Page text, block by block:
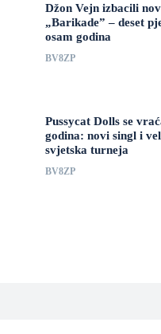
Džon Vejn izbacili
„Barikade” – deset
osam godina
BV8ZP
Pussycat Dolls se
godina: novi singl i
svjetska turneja
BV8ZP